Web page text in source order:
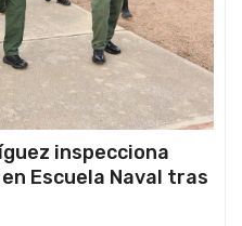
inspecciona
Escuela Naval tras
La Guaira